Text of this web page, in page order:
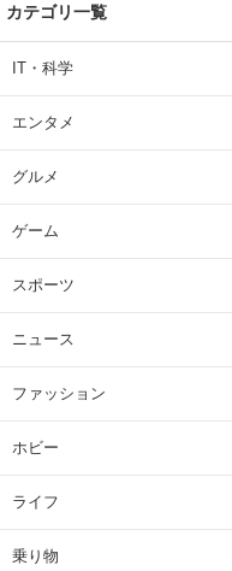
カテゴリ一覧
IT・科学
エンタメ
グルメ
ゲーム
スポーツ
ニュース
ファッション
ホビー
ライフ
乗り物